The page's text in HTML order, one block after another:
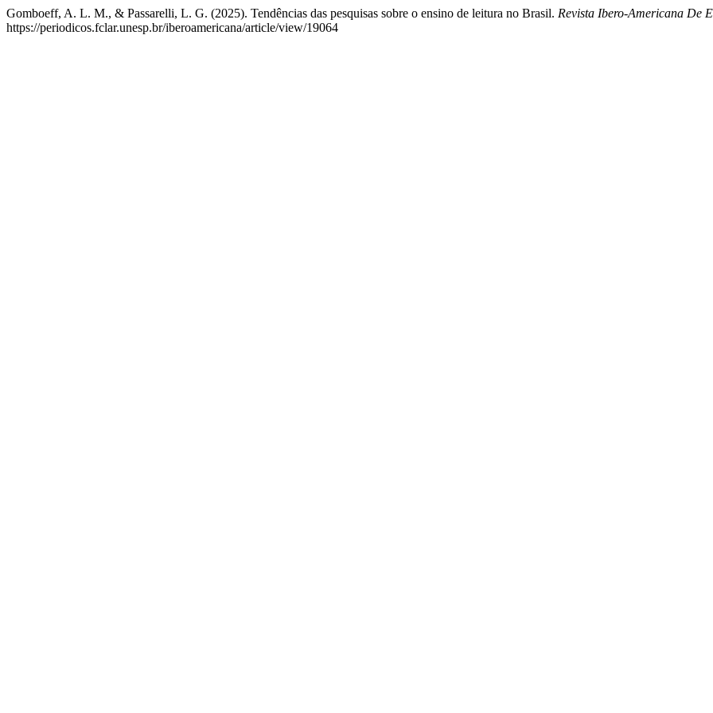
Gomboeff, A. L. M., & Passarelli, L. G. (2025). Tendências das pesquisas sobre o ensino de leitura no Brasil. Revista Ibero-Americana De
https://periodicos.fclar.unesp.br/iberoamericana/article/view/19064